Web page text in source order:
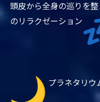
頭皮から全身の巡りを整
のリラクゼーション
プラネタリ